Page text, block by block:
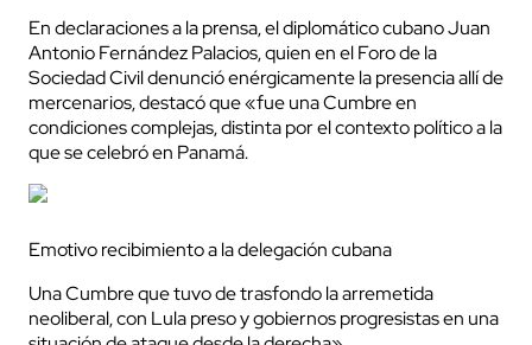
En declaraciones a la prensa, el diplomático cubano Juan
Antonio Fernández Palacios, quien en el Foro de la
Sociedad Civil denunció enérgicamente la presencia allí de
mercenarios, destacó que «fue una Cumbre en
condiciones complejas, distinta por el contexto político a la
que se celebró en Panamá.
Emotivo recibimiento a la delegación cubana
Una Cumbre que tuvo de trasfondo la arremetida
neoliberal, con Lula preso y gobiernos progresistas en una